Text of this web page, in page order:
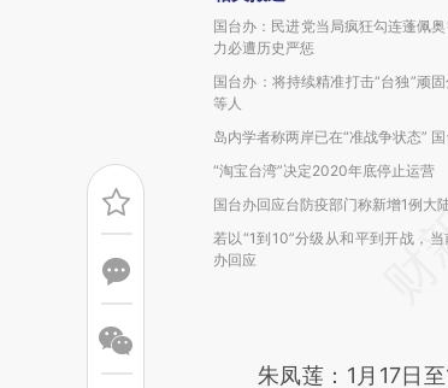
国台办：民进党当局疯狂勾连蓬佩
力必遭历史严惩
国台办：将持续精准打击“台独”顽
等人
岛内学者称两岸已在“准战争状态”
“淘宝台湾”决定2020年底停止运营
国台办回应台防疫部门称新增1例大
若以“1到10”分级从和平到开战，
办回应
朱凤莲：1月17日至